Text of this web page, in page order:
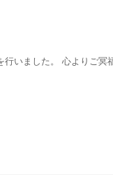
行いました。 心よりご冥